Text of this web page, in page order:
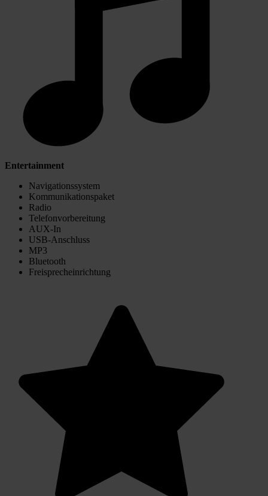
Entertainment
Navigationssystem
Kommunikationspaket
Radio
Telefonvorbereitung
AUX-In
USB-Anschluss
MP3
Bluetooth
Freisprecheinrichtung